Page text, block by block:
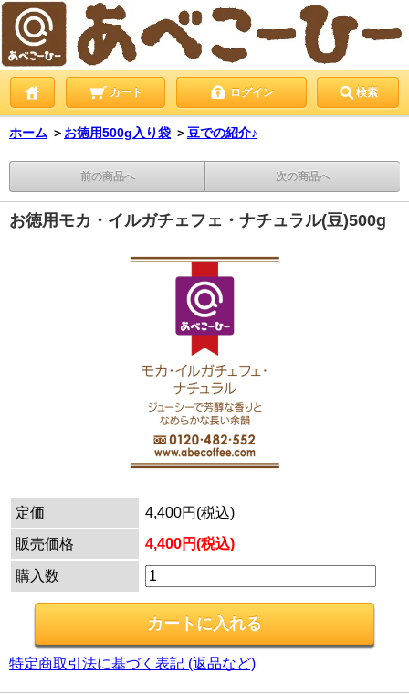
カート ログイン 検索
ホーム ＞ お徳用500g入り袋 ＞ 豆での紹介♪
前の商品へ 次の商品へ
お徳用モカ・イルガチェフェ・ナチュラル(豆)500g
定価
4,400円(税込)
販売価格
4,400円(税込)
購入数
特定商取引法に基づく表記 (返品など)